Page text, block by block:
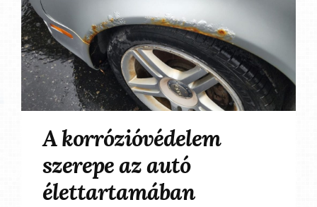
A korrózióvédelem
szerepe az autó
élettartamában